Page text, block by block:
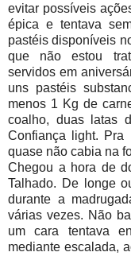
evitar possíveis
épica e tentava
pastéis disponíveis
que não estou
servidos em
uns pastéis
menos 1 Kg de
coalho, duas latas
Confiança light. Pra
quase não cabia na
Chegou a hora de
Talhado. De longe
durante a
várias vezes. Não
um cara tentava
mediante escalada,